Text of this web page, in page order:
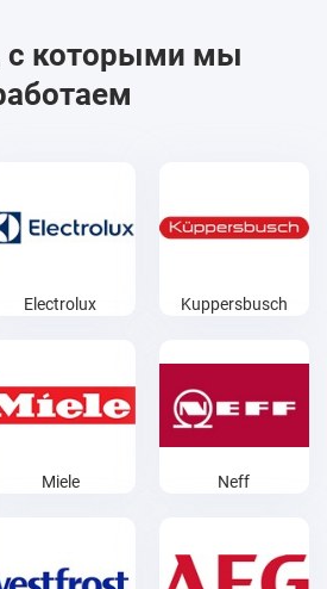
с которыми мы
Electrolux Kuppersbusch
Miele Neff